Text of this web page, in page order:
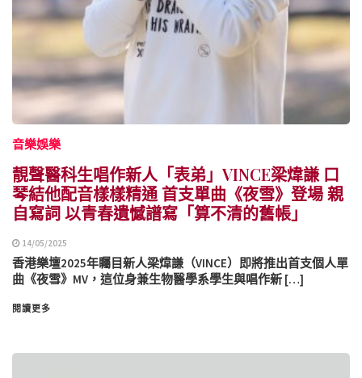
音樂娛樂
靚聲醫科生唱作新人「表弟」VINCE梁煒謙 口
琴結他配音樣樣精通 首支單曲《夜雪》登場 親
自寫詞 以青春遺憾譜寫「算不清的舊帳」
14/05/2025
香港樂壇2025年矚目新人梁煒謙（VINCE）即將推出首支個人單
曲《夜雪》MV，這位身兼生物醫學系學生與唱作新 […]
閱讀更多